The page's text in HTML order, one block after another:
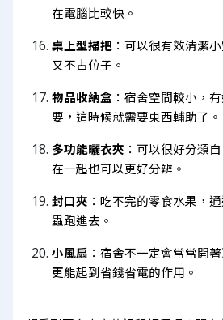
在電腦比較快。
桌上型掃把 ：可以很有效清潔
又不占位子。
物品收納盒 ：宿舍空間較小，
要，這時候就需要東西輔助了。
多功能曬衣夾 ：可以很好分類
在一起也可以更好分辨。
封口夾 ：吃不完的零食水果，
蟲跑進去。
小風扇 ：宿舍不一定會常常開
更能起到省錢省電的作用。